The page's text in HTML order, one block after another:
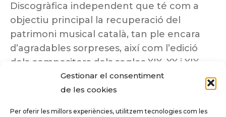
Gestionar el consentiment
de les cookies
Per oferir les millors experiències, utilitzem tecnologies com les
Discogràfica independent que té com a
objectiu principal la recuperació del
patrimoni musical català, tan ple encara
d’agradables sorpreses, així com l’edició
dels compositors dels segles XIX, XX i XIX
insuficientment coneguts.